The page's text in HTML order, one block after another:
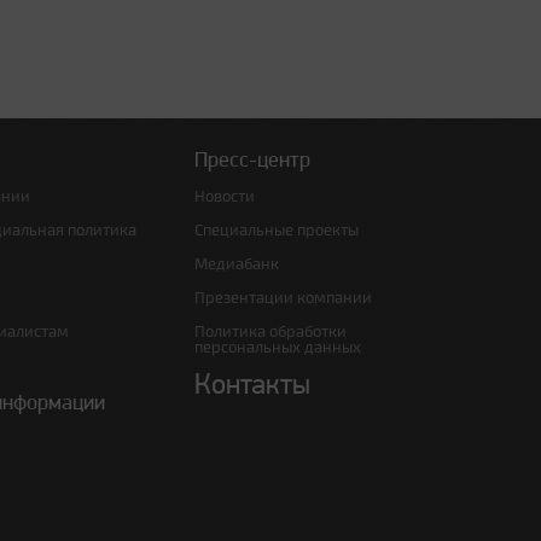
политика
Пресс-центр
Новости
Специальные проекты
Медиабанк
Презентации компании
Политика обработки
персональных данных
Контакты